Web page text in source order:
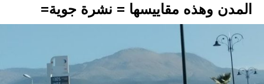
المدن وهذه مقاييسها = نشرة جوية=